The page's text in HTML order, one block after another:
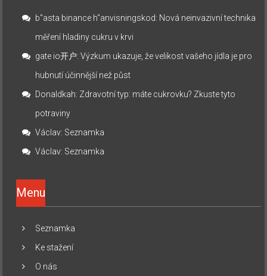
b"asta binance h"anvisningskod: Nová neinvazivní technika
měření hladiny cukru v krvi
gate io开户:Výzkum ukazuje, že velikost vašeho jídla je pro
hubnutí účinnější než půst
Donaldkah: Zdravotní typ: máte cukrovku? Zkuste tyto
potraviny
Václav: Seznamka
Václav: Seznamka
Menu
Seznamka
Ke stažení
O nás